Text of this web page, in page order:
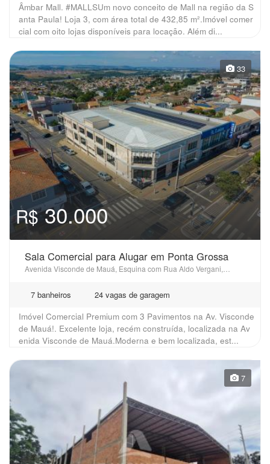
Âmbar Mall. #MALLSUm novo conceito de Mall na região da S
anta Paula! Loja 3, com área total de 432,85 m².Imóvel comer
cial com oito lojas disponíveis para locação. Além di...
33
R$30.000
Sala Comercial para Alugar em Ponta Grossa
7 banheiros
24 vagas de garagem
Imóvel Comercial Premium com 3 Pavimentos na Av. Visconde
de Mauá!. Excelente loja, recém construída, localizada na Av
enida Visconde de Mauá.Moderna e bem localizada, est...
7